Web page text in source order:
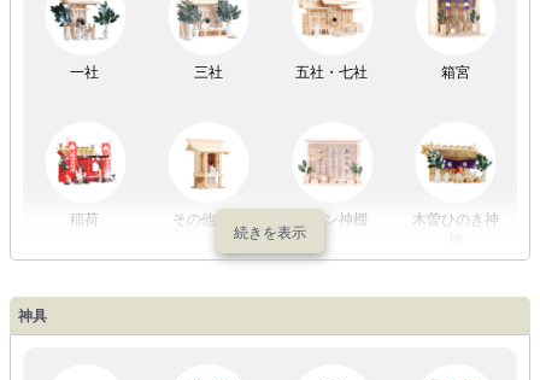
一社 三社 五社・七社 箱宮
稲荷 その他の社 モダン神棚
木曽ひのき神
神具